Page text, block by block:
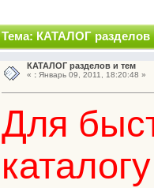
Тема: КАТАЛОГ разделов
КАТАЛОГ разделов и тем
« :Январь 09, 2011, 18:20:48 »
Для